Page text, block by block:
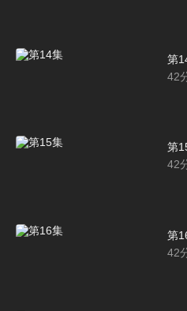
第
42
第
42
第
42